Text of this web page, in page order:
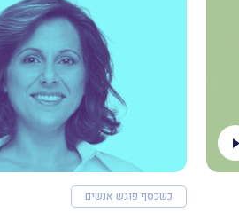
כשכסף פוגש אנשים